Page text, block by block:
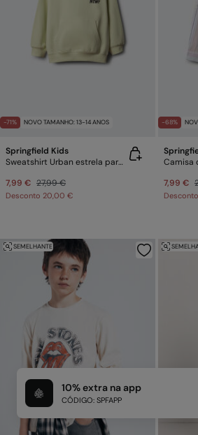
-71% NOVO TAMANHO: 13-14 ANOS
Springfield Kids
Sweatshirt Urban estrela para menino
7,99 € 27,99 €
Desconto 20,00 €
-68%
7,99 €
Desconto
SEMELHANTE
10% extra na app
CÓDIGO: SPFAPP